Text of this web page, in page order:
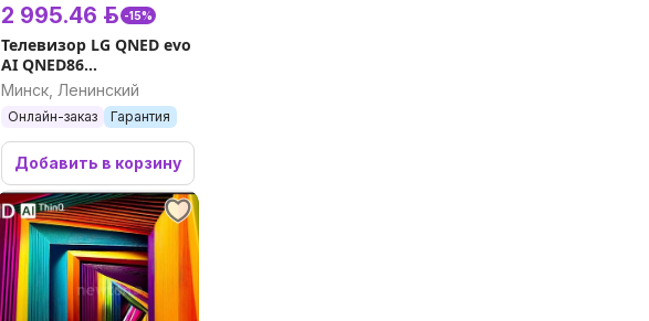
2 995.46 р. -15%
Телевизор LG QNED evo
AI QNED86
55QNED86A6A
Минск, Ленинский
Онлайн-заказ Гарантия
Добавить в корзину